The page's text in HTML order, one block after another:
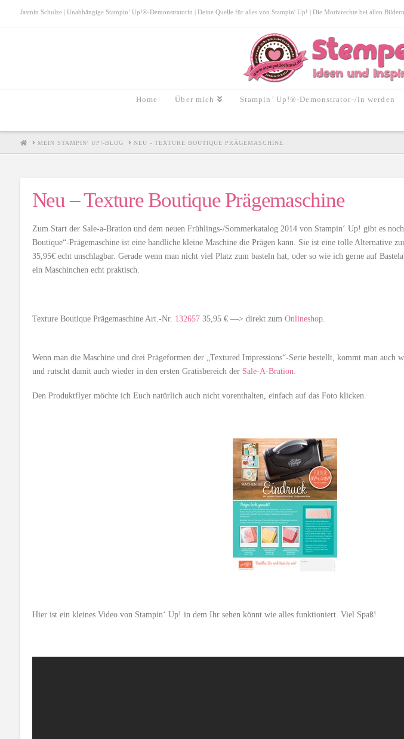
Jasmin Schulze | Unabhängige Stampin’ Up!®-Demonstratorin | Deine Quelle für alles von Stampin' Up! | Die Motivrechte bei allen
Home Über mich Stampin’ Up!®-Demonstrator-/in werden
HOMEMEIN STAMPIN' UP!-BLOG NEU - TEXTURE BOUTIQUE PRÄGEMASCHINE
Neu – Texture Boutique Prägemaschine
Zum Start der Sale-a-Bration und dem neuen Frühlings-/Sommerkatalog 2014 von Stampin‘ Up! gibt es
Boutique“-Prägemaschine ist eine handliche kleine Maschine die Prägen kann. Sie ist eine tolle Alternative
35,95€ echt unschlagbar. Gerade wenn man nicht viel Platz zum basteln hat, oder so wie ich gerne auf
ein Maschinchen echt praktisch.
Texture Boutique Prägemaschine Art.-Nr. 13265735,95 € —> direkt zum Onlineshop.
Wenn man die Maschine und drei Prägeformen der „Textured Impressions“-Serie bestellt, kommt man auch
und rutscht damit auch wieder in den ersten Gratisbereich der Sale-A-Bration.
Den Produktflyer möchte ich Euch natürlich auch nicht vorenthalten, einfach auf das Foto klicken.
Hier ist ein kleines Video von Stampin‘ Up! in dem Ihr sehen könnt wie alles funktioniert. Viel Spaß!